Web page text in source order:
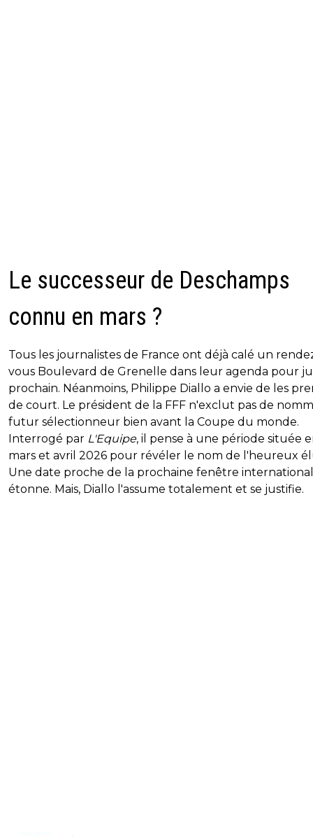
Le successeur de Deschamps
connu en mars ?
Tous les journalistes de France ont déjà calé un
vous Boulevard de Grenelle dans leur agenda pour
prochain. Néanmoins, Philippe Diallo a envie de les
de court. Le président de la FFF n'exclut pas de
futur sélectionneur bien avant la Coupe du monde.
Interrogé par L'Equipe, il pense à une période située
mars et avril 2026 pour révéler le nom de l'heureux
Une date proche de la prochaine fenêtre
étonne. Mais, Diallo l'assume totalement et se justifie.